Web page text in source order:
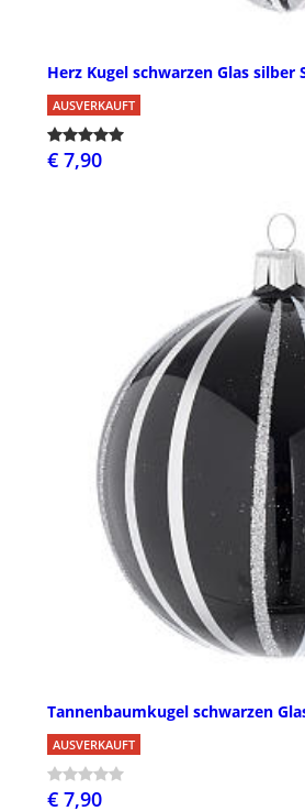
Herz Kugel schwarzen Glas silber
AUSVERKAUFT
€ 7,90
Tannenbaumkugel schwarzen
AUSVERKAUFT
€ 7,90